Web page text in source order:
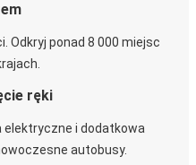
Odkryj ponad 8 000 miejsc
ręki
elektryczne i dodatkowa
autobusy.